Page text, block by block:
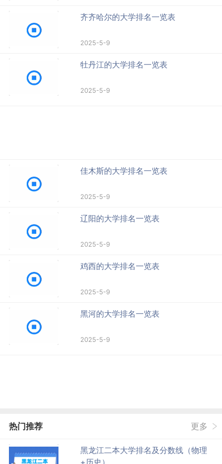
齐齐哈尔的大学排名一览表
2025-5-9
牡丹江的大学排名一览表
2025-5-9
佳木斯的大学排名一览表
2025-5-9
辽阳的大学排名一览表
2025-5-9
鸡西的大学排名一览表
2025-5-9
黑河的大学排名一览表
2025-5-9
热门推荐 更多
黑龙江二本大学排名及分数线（物理